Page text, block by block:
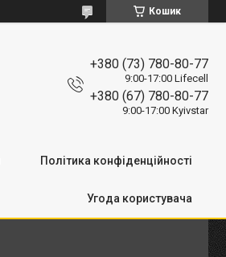
Кошик
+380 (73) 780-80-77
9:00-17:00 Lifecell
+380 (67) 780-80-77
9:00-17:00 Kyivstar
Політика конфіденційності
Угода користувача